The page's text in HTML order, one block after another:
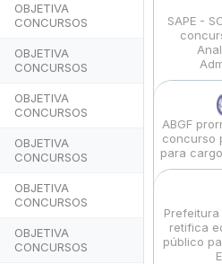
OBJETIVA
CONCURSOS
OBJETIVA
CONCURSOS
OBJETIVA
CONCURSOS
OBJETIVA
CONCURSOS
OBJETIVA
CONCURSOS
OBJETIVA
CONCURSOS
SAPE -
ABGF
concurso
para
retifica
público